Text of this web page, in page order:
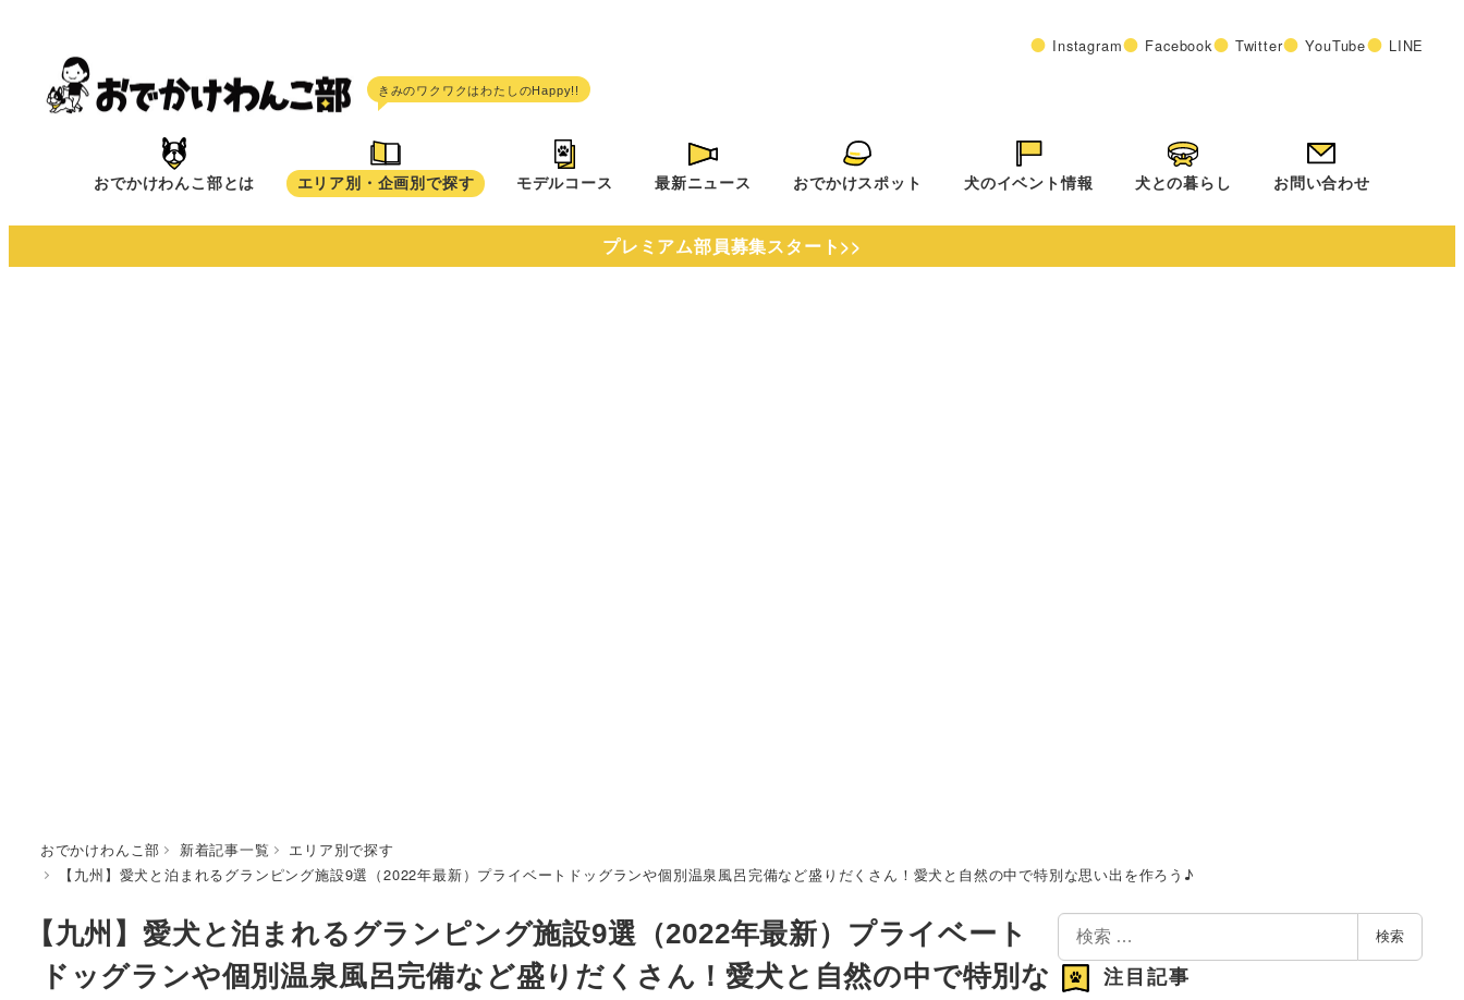
へ
Instagram Facebook Twitter YouTube LINE
おでかけわんこ部とは エリア別・企画別で探す モデルコース 最新ニュース おでかけスポット 犬のイベント情報 犬との暮らし お問い合わせ
プレミアム部員募集スタート>>
おでかけわんこ部 新着記事一覧
エリア別で探す
【九州】愛犬と泊まれるグランピング施設9選（2022年最新）プライベートドッグランや個別温泉風呂完備など盛りだくさん！愛犬と自然の中で特別な思い出を作ろう♪
【九州】愛犬と泊まれるグランピング施設9選（2022年最新）プライベート
ドッグランや個別温泉風呂完備など盛りだくさん！愛犬と自然の中で特別な
検
索
検索
注目記事